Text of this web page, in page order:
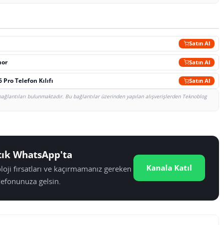
Satın Al
Satın Al
Telefon Kılıfı Satın Al
bulunmaktadır. Bu bağlantılar üzerinden yapılan alışverişlerden Teknoblog
WhatsApp'ta
fırsatları ve kaçırmamanız gereken
gelsin.
Kanala Katıl